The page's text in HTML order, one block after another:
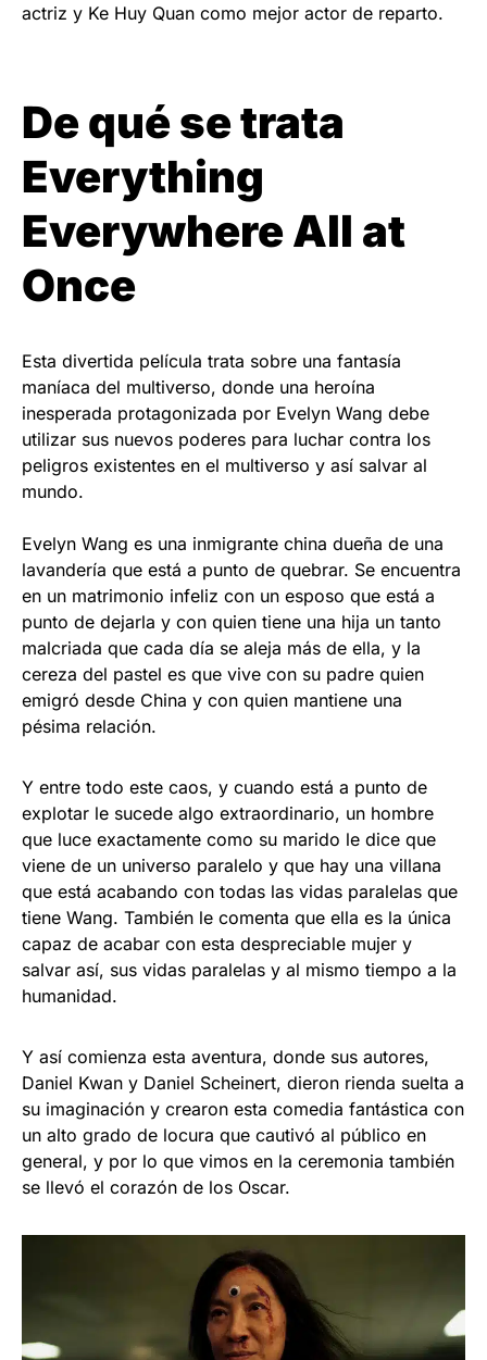
actriz y Ke Huy Quan como mejor actor de reparto.
De qué se trata
Everything
Everywhere All at
Once
Esta divertida película trata sobre una fantasía
maníaca del multiverso, donde una heroína
inesperada protagonizada por Evelyn Wang debe
utilizar sus nuevos poderes para luchar contra los
peligros existentes en el multiverso y así salvar al
mundo.
Evelyn Wang es una inmigrante china dueña de una
lavandería que está a punto de quebrar. Se encuentra
en un matrimonio infeliz con un esposo que está a
punto de dejarla y con quien tiene una hija un tanto
malcriada que cada día se aleja más de ella, y la
cereza del pastel es que vive con su padre quien
emigró desde China y con quien mantiene una
pésima relación.
Y entre todo este caos, y cuando está a punto de
explotar le sucede algo extraordinario, un hombre
que luce exactamente como su marido le dice que
viene de un universo paralelo y que hay una villana
que está acabando con todas las vidas paralelas que
tiene Wang. También le comenta que ella es la única
capaz de acabar con esta despreciable mujer y
salvar así, sus vidas paralelas y al mismo tiempo a la
humanidad.
Y así comienza esta aventura, donde sus autores,
Daniel Kwan y Daniel Scheinert, dieron rienda suelta a
su imaginación y crearon esta comedia fantástica con
un alto grado de locura que cautivó al público en
general, y por lo que vimos en la ceremonia también
se llevó el corazón de los Oscar.